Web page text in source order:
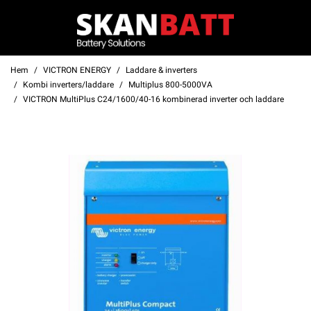
Hem VICTRON ENERGY
Laddare & inverters
Kombi inverters/laddare
Multiplus 800-5000VA
VICTRON MultiPlus C24/1600/40-16 kombinerad inverter och laddare